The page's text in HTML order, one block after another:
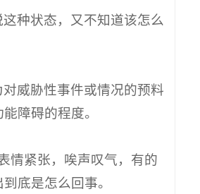
种状态，又不知道该怎么
威胁性事件或情况的预料
障碍的程度。
情紧张，唉声叹气，有的
底是怎么回事。